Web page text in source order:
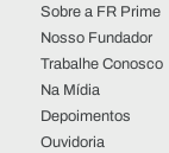
Sobre a FR Prime
Nosso Fundador
Trabalhe Conosco
Na Mídia
Depoimentos
Ouvidoria